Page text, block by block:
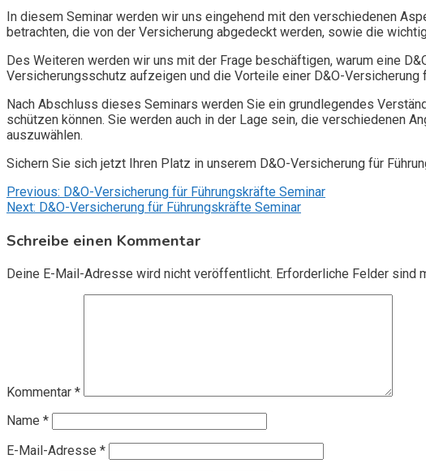
In diesem Seminar werden wir uns eingehend mit den verschiedenen
betrachten, die von der Versicherung abgedeckt werden, sowie die
Des Weiteren werden wir uns mit der Frage beschäftigen, warum eine
Versicherungsschutz aufzeigen und die Vorteile einer D&O-Versicherung
Nach Abschluss dieses Seminars werden Sie ein grundlegendes
schützen können. Sie werden auch in der Lage sein, die verschiedenen
auszuwählen.
Sichern Sie sich jetzt Ihren Platz in unserem D&O-Versicherung für
Beitragsnavigation
Previous: D&O-Versicherung für Führungskräfte Seminar
Next: D&O-Versicherung für Führungskräfte Seminar
Schreibe einen Kommentar
Deine E-Mail-Adresse wird nicht veröffentlicht. Erforderliche Felder sind
Kommentar *
Name *
E-Mail-Adresse *